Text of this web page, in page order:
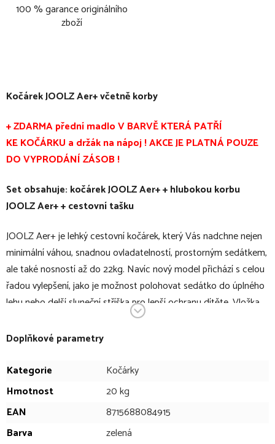
100 % garance originálního
zboží
Kočárek JOOLZ Aer+ včetně korby
+ ZDARMA přední madlo V BARVĚ KTERÁ PATŘÍ
KE KOČÁRKU a držák na nápoj ! AKCE JE PLATNÁ POUZE
DO VYPRODÁNÍ ZÁSOB !
Set obsahuje: kočárek JOOLZ Aer+ + hlubokou korbu
JOOLZ Aer+ + cestovní tašku
JOOLZ Aer+ je lehký cestovní kočárek, který Vás nadchne nejen
minimální váhou, snadnou ovladatelností, prostorným sedátkem,
ale také nosností až do 22kg. Navíc nový model přichází s celou
řadou vylepšení, jako je možnost polohovat sedátko do úplného
lehu nebo delší sluneční stříška pro lepší ochranu dítěte. Vložka
sedadla, ramenní popruhy a opěradlo jsou rovněž inovované a
poskytují dítěti ještě větší pohodlí na cestách. Tento
maximálně funkční. Po složení má kompaktní tvar a díky nízké
hmotnosti a popruhu na přenášení je ideálním společníkem na
cestování. Nová kolekce 2024 se pyšní vylepšenou strukturou
látky.
Hluboký díl ke kočárku JOOLZ Aer+ Vám umožní tento kočárek
Doplňkové parametry
Kategorie
Kočárky
Hmotnost
20 kg
EAN
8715688084915
Barva
zelená